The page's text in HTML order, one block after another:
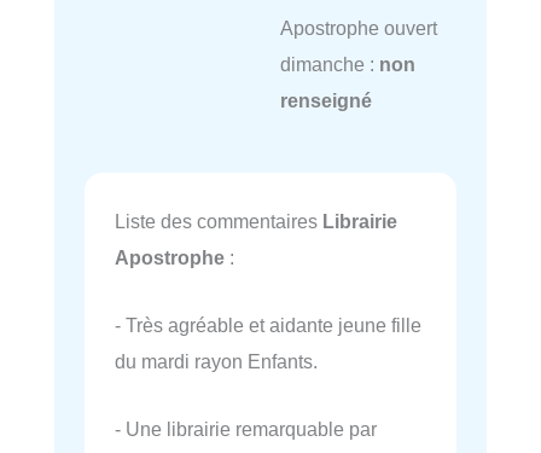
Apostrophe ouvert
dimanche : non
renseigné
Liste des commentaires Librairie
Apostrophe :
- Très agréable et aidante jeune fille
du mardi rayon Enfants.
- Une librairie remarquable par